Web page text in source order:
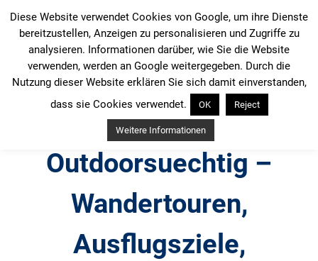
Inhalt
springen
Outdoorsuechtig –
Wandertouren,
Ausflugsziele,
Diese Website verwendet Cookies von Google, um ihre Dienste
bereitzustellen, Anzeigen zu personalisieren und Zugriffe zu
analysieren. Informationen darüber, wie Sie die Website
verwenden, werden an Google weitergegeben. Durch die
Nutzung dieser Website erklären Sie sich damit einverstanden,
dass sie Cookies verwendet.
OK Reject
Weitere Informationen